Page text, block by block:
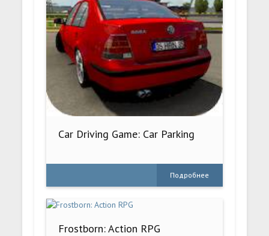
Car Driving Game: Car Parking
Подробнее
Frostborn: Action RPG